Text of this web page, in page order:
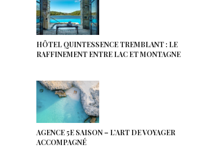
HÔTEL QUINTESSENCE TREMBLANT : LE
RAFFINEMENT ENTRE LAC ET MONTAGNE
AGENCE 5E SAISON – L’ART DE VOYAGER
ACCOMPAGNÉ